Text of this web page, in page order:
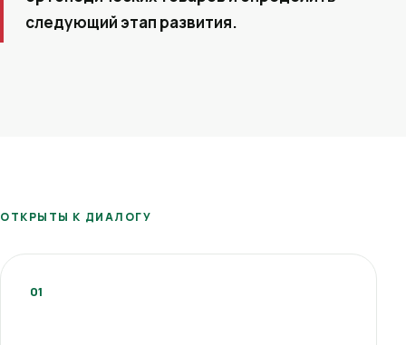
следующий этап развития.
ОТКРЫТЫ К ДИАЛОГУ
01